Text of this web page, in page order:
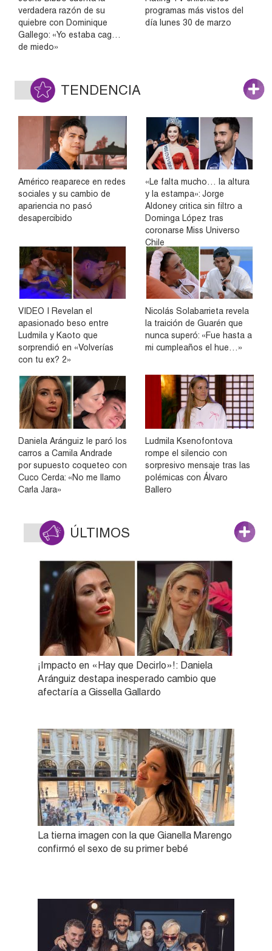
verdadera razón de su
quiebre con Dominique
Gallego: «Yo estaba cag…
de miedo»
programas más vistos del
día lunes 30 de marzo
TENDENCIA
Américo reaparece en redes
sociales y su cambio de
apariencia no pasó
desapercibido
«Le falta mucho… la altura
y la estampa»: Jorge
Aldoney critica sin filtro a
Dominga López tras
coronarse Miss Universo
Chile
VIDEO | Revelan el
apasionado beso entre
Ludmila y Kaoto que
sorprendió en «Volverías
con tu ex? 2»
Nicolás Solabarrieta revela
la traición de Guarén que
nunca superó: «Fue hasta a
mi cumpleaños el hue…»
Daniela Aránguiz le paró los
carros a Camila Andrade
por supuesto coqueteo con
Cuco Cerda: «No me llamo
Carla Jara»
Ludmila Ksenofontova
rompe el silencio con
sorpresivo mensaje tras las
polémicas con Álvaro
Ballero
ÚLTIMOS
¡Impacto en «Hay que Decirlo»!: Daniela
Aránguiz destapa inesperado cambio que
afectaría a Gissella Gallardo
La tierna imagen con la que Gianella Marengo
confirmó el sexo de su primer bebé